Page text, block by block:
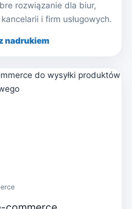
rozwiązanie dla biur,
i firm usługowych.
nadrukiem